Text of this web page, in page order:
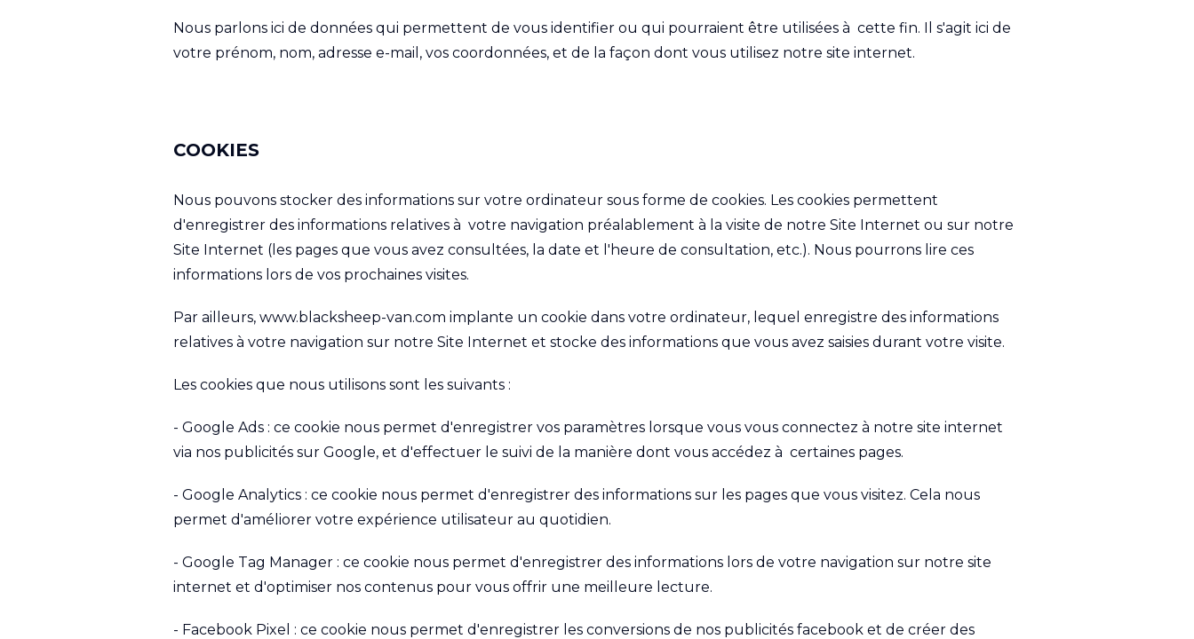
Nous parlons ici de données qui permettent de vous identifier ou qui pourraient être utilisées à cette fin. Il s'agit ici de
votre prénom, nom, adresse e-mail, vos coordonnées, et de la façon dont vous utilisez notre site internet.
COOKIES
Nous pouvons stocker des informations sur votre ordinateur sous forme de cookies. Les cookies permettent
d'enregistrer des informations relatives à votre navigation préalablement à la visite de notre Site Internet ou sur notre
Site Internet (les pages que vous avez consultées, la date et l'heure de consultation, etc.). Nous pourrons lire ces
informations lors de vos prochaines visites.
Par ailleurs, www.blacksheep-van.com implante un cookie dans votre ordinateur, lequel enregistre des informations
relatives à votre navigation sur notre Site Internet et stocke des informations que vous avez saisies durant votre visite.
Les cookies que nous utilisons sont les suivants :
- Google Ads : ce cookie nous permet d'enregistrer vos paramètres lorsque vous vous connectez à notre site internet
via nos publicités sur Google, et d'effectuer le suivi de la manière dont vous accédez à certaines pages.
- Google Analytics : ce cookie nous permet d'enregistrer des informations sur les pages que vous visitez. Cela nous
permet d'améliorer votre expérience utilisateur au quotidien.
- Google Tag Manager : ce cookie nous permet d'enregistrer des informations lors de votre navigation sur notre site
internet et d'optimiser nos contenus pour vous offrir une meilleure lecture.
- Facebook Pixel : ce cookie nous permet d'enregistrer les conversions de nos publicités facebook et de créer des